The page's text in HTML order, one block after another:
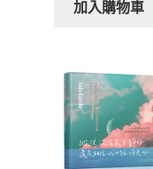
加入購物車